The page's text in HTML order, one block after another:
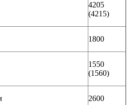
4205
(4215)
1800
1550
(1560)
2600